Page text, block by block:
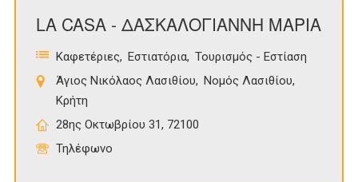
LA CASA - ΔΑΣΚΑΛΟΓΙΑΝΝΗ ΜΑΡΙΑ
Καφετέριες Εστιατόρια Τουρισμός - Εστίαση
Άγιος Νικόλαος Λασιθίου
Νομός Λασιθίου
Κρήτη
28ης Οκτωβρίου 31, 72100
Τηλέφωνο